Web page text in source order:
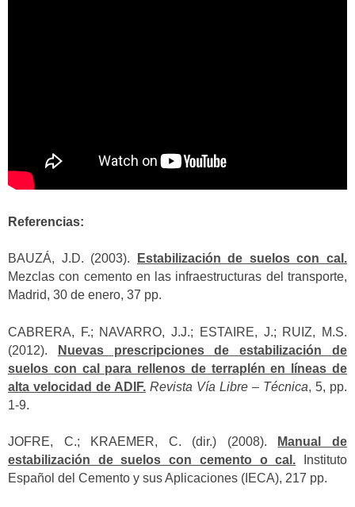
Referencias:
BAUZÁ, J.D. (2003).
Estabilización de suelos con cal.
Mezclas con cemento en las infraestructuras del transporte,
Madrid, 30 de enero, 37 pp.
CABRERA, F.; NAVARRO, J.J.; ESTAIRE, J.; RUIZ, M.S.
(2012).
Nuevas prescripciones de estabilización de
suelos con cal para rellenos de terraplén en líneas de
alta velocidad de ADIF. Revista Vía Libre – Técnica, 5, pp.
1-9.
JOFRE, C.; KRAEMER, C. (dir.) (2008).
Manual de
estabilización de suelos con cemento o cal. Instituto
Español del Cemento y sus Aplicaciones (IECA), 217 pp.